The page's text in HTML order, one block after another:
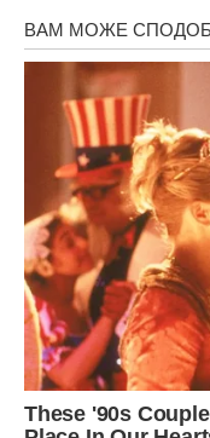
Навіть почало
У нього там спершу
розмові зі свекрухою
що я ображалася,
потрібно і просто
Не знаю що це було: